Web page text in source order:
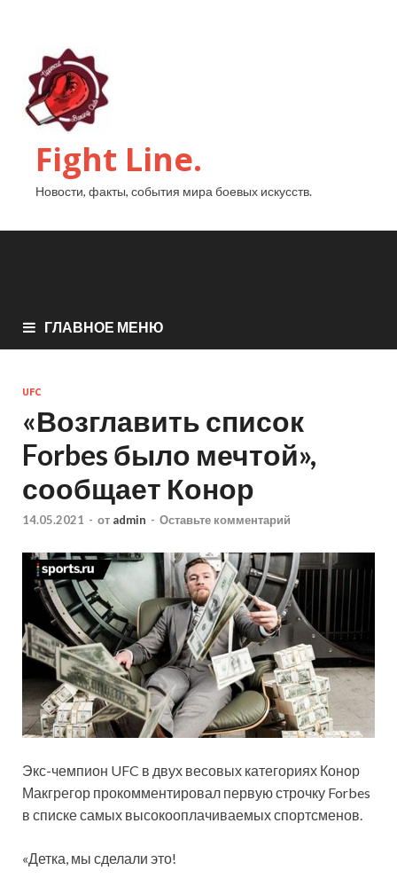
Fight Line.
Новости, факты, события мира боевых искусств.
ГЛАВНОЕ МЕНЮ
UFC
«Возглавить список
Forbes было мечтой»,
сообщает Конор
14.05.2021 - от admin - Оставьте комментарий
Экс-чемпион UFC в двух весовых категориях Конор
Макгрегор прокомментировал первую строчку Forbes
в списке самых высокооплачиваемых спортсменов.
«Детка, мы сделали это!